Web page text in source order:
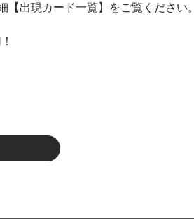
出現カード一覧】をご覧ください。